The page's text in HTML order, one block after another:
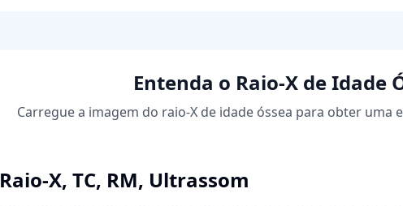
Entenda o Raio-X de Idade
Carregue a imagem do raio-X de idade óssea para obter uma
Raio-X, TC, RM, Ultrassom